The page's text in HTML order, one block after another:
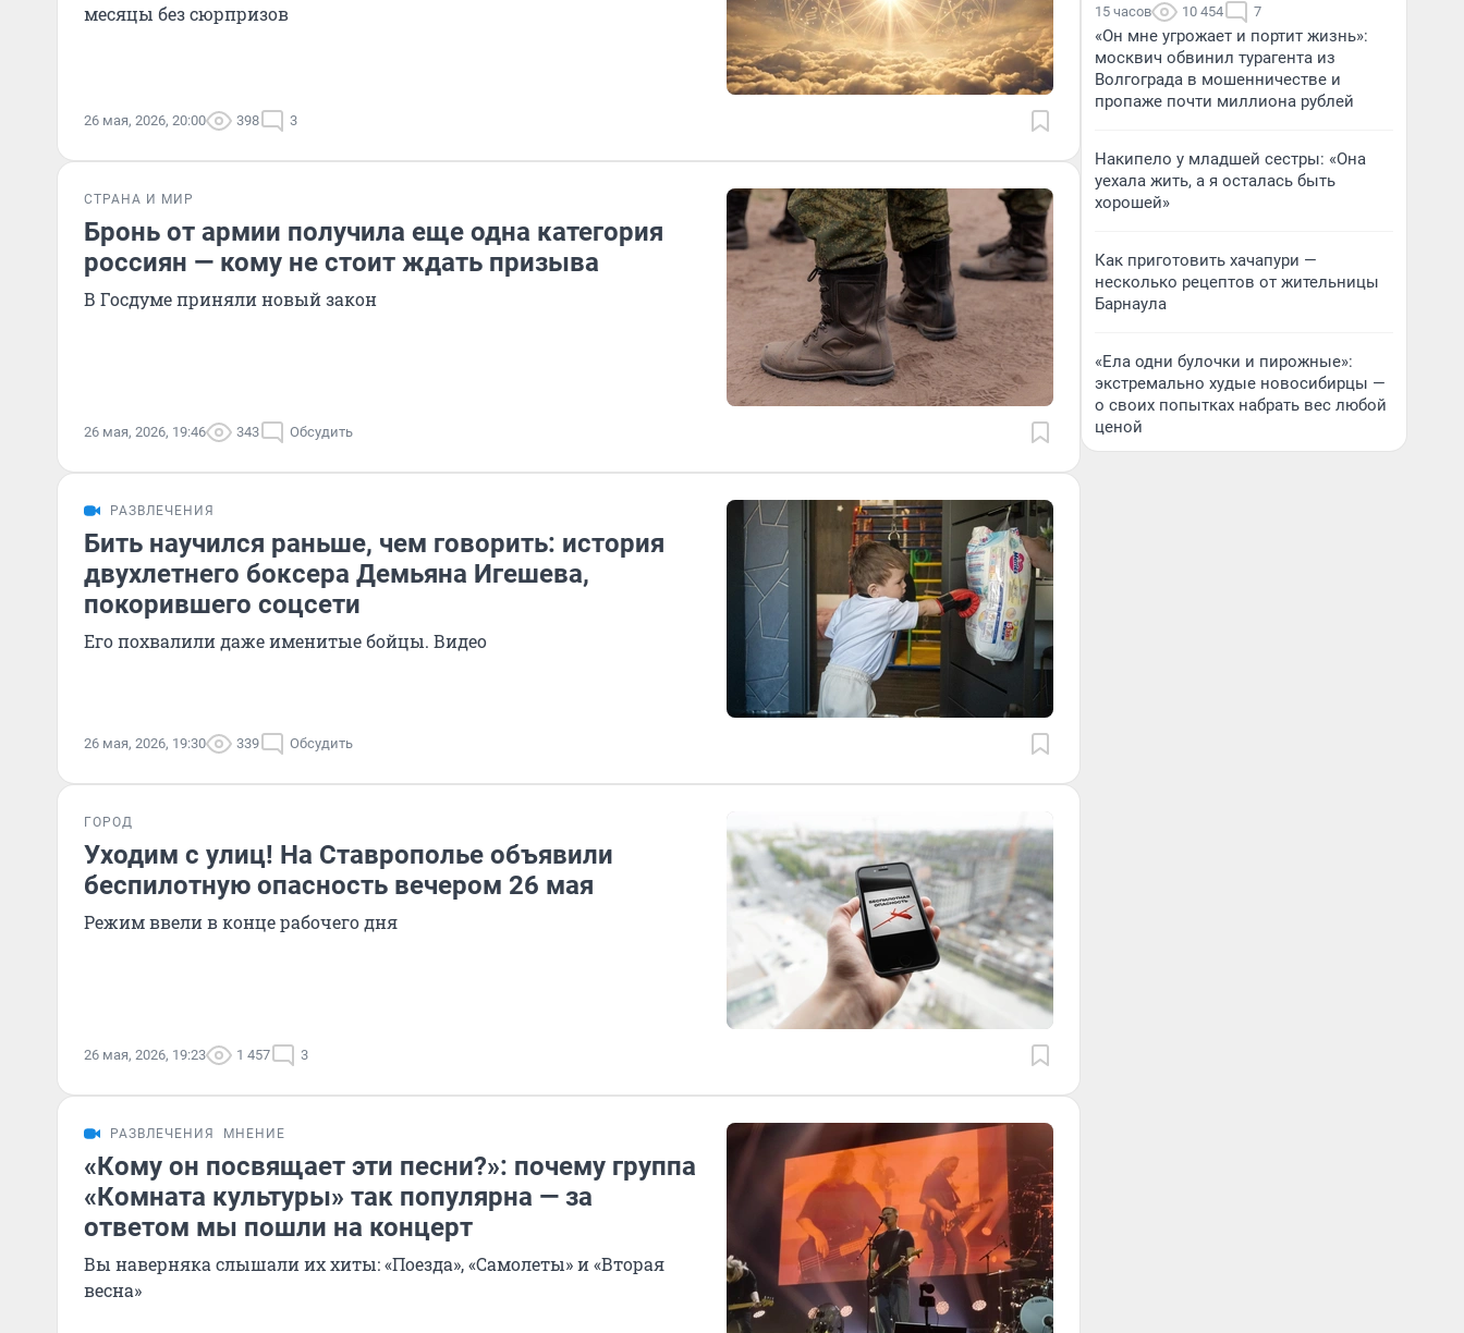
месяцы без сюрпризов
26 мая, 2026, 20:00 398 3
СТРАНА И МИР
Бронь от армии получила еще одна категория
россиян — кому не стоит ждать призыва
В Госдуме приняли новый закон
26 мая, 2026, 19:46 343 Обсудить
РАЗВЛЕЧЕНИЯ
Бить научился раньше, чем говорить: история
двухлетнего боксера Демьяна Игешева,
покорившего соцсети
Его похвалили даже именитые бойцы. Видео
26 мая, 2026, 19:30 339 Обсудить
ГОРОД
Уходим с улиц! На Ставрополье объявили
беспилотную опасность вечером 26 мая
Режим ввели в конце рабочего дня
26 мая, 2026, 19:23 1 457 3
РАЗВЛЕЧЕНИЯ МНЕНИЕ
«Кому он посвящает эти песни?»: почему группа
«Комната культуры» так популярна — за
ответом мы пошли на концерт
Вы наверняка слышали их хиты: «Поезда», «Самолеты» и «Вторая
весна»
15 часов 10 454 7
«Он мне угрожает и портит жизнь»:
москвич обвинил турагента из
Волгограда в мошенничестве и
пропаже почти миллиона рублей
Накипело у младшей сестры: «Она
уехала жить, а я осталась быть
хорошей»
Как приготовить хачапури —
несколько рецептов от жительницы
Барнаула
«Ела одни булочки и пирожные»:
экстремально худые новосибирцы —
о своих попытках набрать вес любой
ценой